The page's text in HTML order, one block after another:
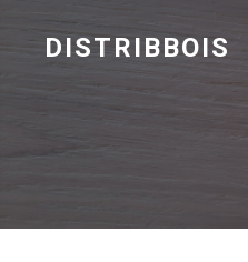
DISTRIBBOIS